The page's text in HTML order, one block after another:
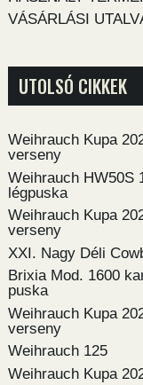
VÁSÁRLÁSI
UTOLSÓ CIKKEK
Weihrauch Kupa
verseny
Weihrauch HW50S
légpuska
Weihrauch Kupa
verseny
XXI. Nagy Déli
Brixia Mod. 1600
puska
Weihrauch Kupa
verseny
Weihrauch 125
Weihrauch Kupa